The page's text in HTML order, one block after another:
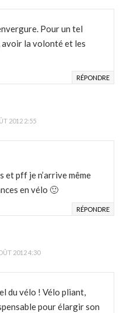
Pour un tel
la volonté et les
RÉPONDRE
2012 2:55
et pff je n’arrive même
en vélo 🙂
RÉPONDRE
2012 4:30
du vélo ! Vélo pliant,
pour élargir son